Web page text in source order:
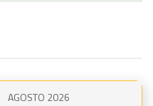
AGOSTO 2026